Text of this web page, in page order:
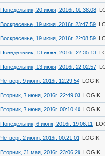
Понедельник, 20 июня, 2016г. 01:38:08
Воскресенье, 19 июня, 2016г. 23:47:59
Воскресенье, 19 июня, 2016г. 22:08:59
Понедельник, 13 июня, 2016г. 22:35:13
Понедельник, 13 июня, 2016г. 22:02:57
Четверг, 9 июня, 2016г. 12:29:54 LOGIK
Вторник, 7 июня, 2016г. 22:49:03 LOGIK
Вторник, 7 июня, 2016г. 00:10:40 LOGIK
Понедельник, 6 июня, 2016г. 19:06:11
Четверг, 2 июня, 2016г. 00:21:01 LOGIK
Вторник, 31 мая, 2016г. 23:06:29 LOGIK